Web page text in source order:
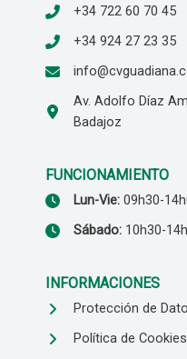
+34 722 60 70 45
+34 924 27 23 35
Av. Adolfo Díaz
Badajoz
FUNCIONAMIENTO
Lun-Vie: 09h30-
Sábado: 10h30-
INFORMACIONES
Protección de
Política de Cookies